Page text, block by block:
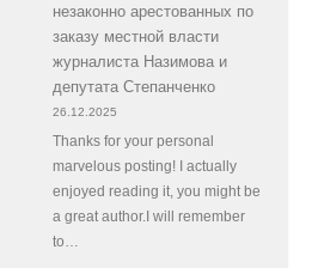
незаконно арестованных по
заказу местной власти
журналиста Назимова и
депутата Степанченко
26.12.2025
Thanks for your personal
marvelous posting! I actually
enjoyed reading it, you might be
a great author.I will remember
to…